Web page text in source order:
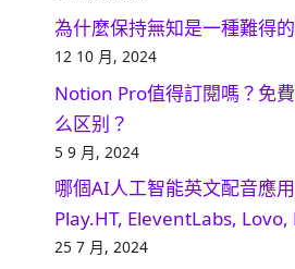
為什麼保持無知是一種難得
12 10 月, 2024
Notion Pro值得訂閱嗎？免
么区别？
5 9 月, 2024
哪個AI人工智能英文配音應
Play.HT, EleventLabs,
25 7 月, 2024